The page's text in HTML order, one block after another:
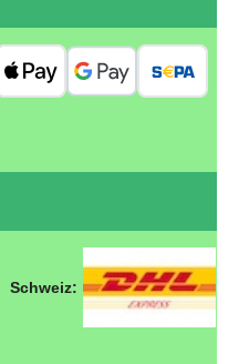
Schweiz: